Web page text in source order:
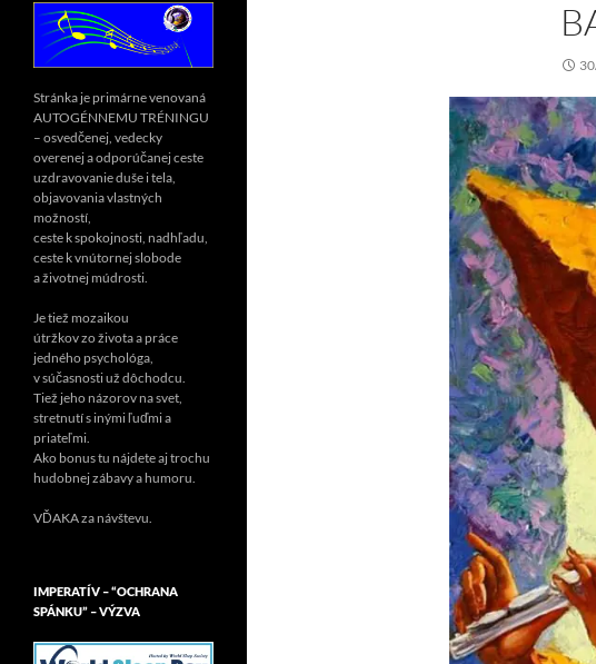
Stránka je primárne venovaná
AUTOGÉNNEMU TRÉNINGU
– osvedčenej, vedecky
overenej a odporúčanej ceste
uzdravovanie duše i tela,
objavovania vlastných
možností,
ceste k spokojnosti, nadhľadu,
ceste k vnútornej slobode
a životnej múdrosti.
Je tiež mozaikou
útržkov zo života a práce
jedného psychológa,
v súčasnosti už dôchodcu.
Tiež jeho názorov na svet,
stretnutí s inými ľuďmi a
priateľmi.
Ako bonus tu nájdete aj trochu
hudobnej zábavy a humoru.
VĎAKA za návštevu.
IMPERATÍV – “OCHRANA
SPÁNKU” – VÝZVA